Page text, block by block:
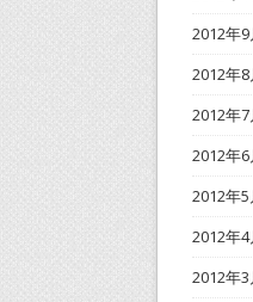
2012年9
2012年8
2012年7
2012年6
2012年5
2012年4
2012年3